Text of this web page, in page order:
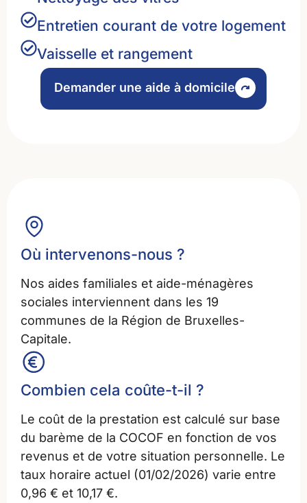
Entretien courant de votre logement
Vaisselle et rangement
Demander une aide à domicile
Où intervenons-nous ?
Nos aides familiales et aide-ménagères
sociales interviennent dans les 19
communes de la Région de Bruxelles-
Capitale.
Combien cela coûte-t-il ?
Le coût de la prestation est calculé sur base
du barème de la COCOF en fonction de vos
revenus et de votre situation personnelle. Le
taux horaire actuel (01/02/2026) varie entre
0,96 € et 10,17 €.